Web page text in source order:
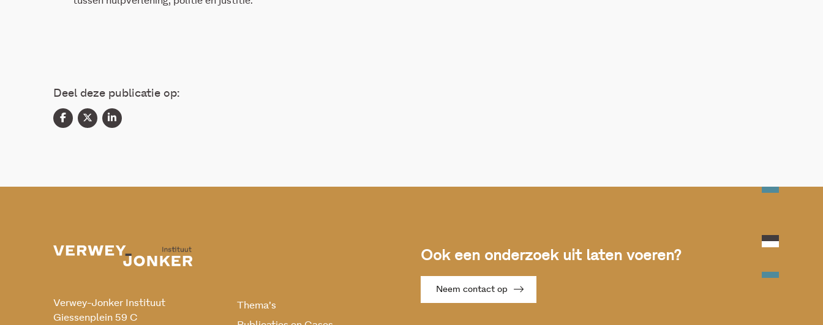
Deel deze publicatie op:
Verwey-Jonker Instituut
Giessenplein 59 C
Thema’s
Ook een onderzoek uit laten voeren?
Neem contact op